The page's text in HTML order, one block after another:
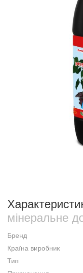
мінеральне
для кислих
Бренд
Країна виробник
Тип